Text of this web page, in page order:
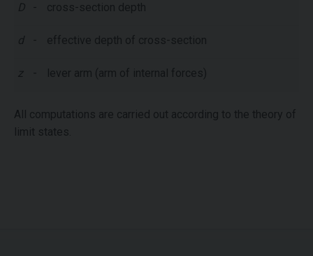
D - cross-section depth
d - effective depth of cross-section
z - lever arm (arm of internal forces)
All computations are carried out according to the theory of
limit states.